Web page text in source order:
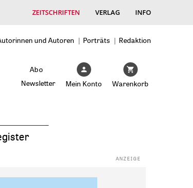
ZEITSCHRIFTEN VERLAG INFO
und Autoren Porträts
Redaktion
Abo
Newsletter
Mein Konto Warenkorb